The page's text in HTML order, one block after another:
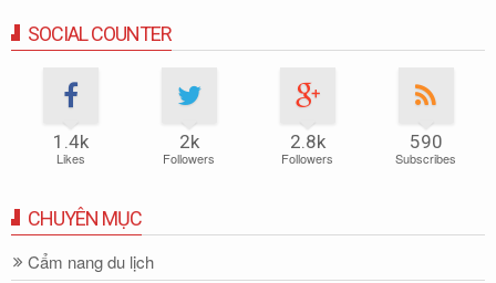
SOCIAL COUNTER
1.4k
Likes
2k
Followers
2.8k
Followers
590
Subscribes
CHUYÊN MỤC
Cẩm nang du lịch